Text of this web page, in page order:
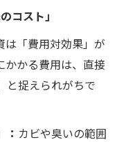
コスト」
は「費用対効果」が
かかる費用は、直接
と捉えられがちで
カビや臭いの範囲